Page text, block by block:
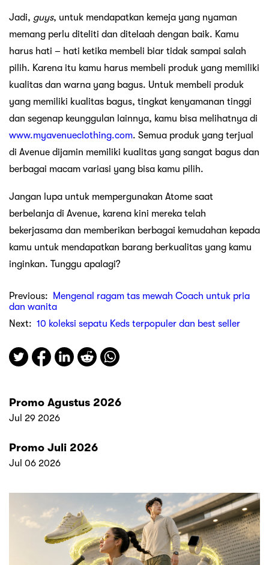
Jadi, guys, untuk mendapatkan kemeja yang nyaman
memang perlu diteliti dan ditelaah dengan baik. Kamu
harus hati – hati ketika membeli biar tidak sampai salah
pilih. Karena itu kamu harus membeli produk yang memiliki
kualitas dan warna yang bagus. Untuk membeli produk
yang memiliki kualitas bagus, tingkat kenyamanan tinggi
dan segenap keunggulan lainnya, kamu bisa melihatnya di
www.myavenueclothing.com. Semua produk yang terjual
di Avenue dijamin memiliki kualitas yang sangat bagus dan
berbagai macam variasi yang bisa kamu pilih.
Jangan lupa untuk mempergunakan Atome saat
berbelanja di Avenue, karena kini mereka telah
bekerjasama dan memberikan berbagai kemudahan kepada
kamu untuk mendapatkan barang berkualitas yang kamu
inginkan. Tunggu apalagi?
Previous:
Mengenal ragam tas mewah Coach untuk pria
dan wanita
Next: 10 koleksi sepatu Keds terpopuler dan best seller
Promo Agustus 2026
Jul 29 2026
Promo Juli 2026
Jul 06 2026